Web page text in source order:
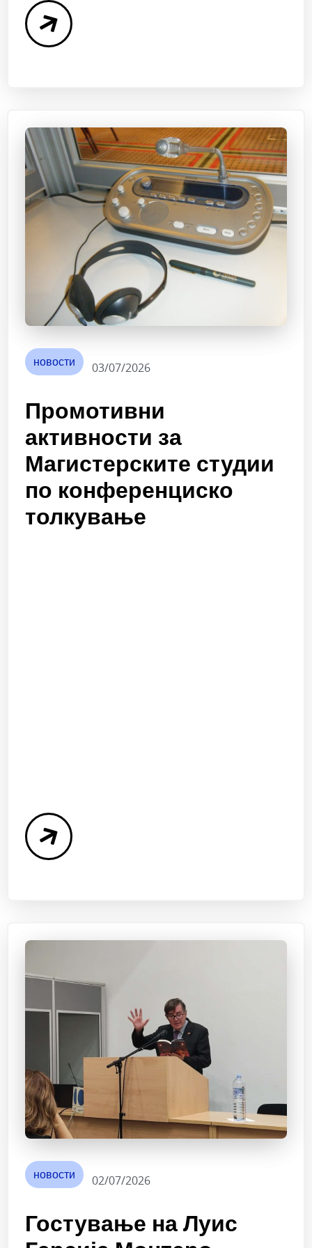
новости 03/07/2026
Промотивни
активности за
Магистерските студии
по конференциско
толкување
новости 02/07/2026
Гостување на Луис